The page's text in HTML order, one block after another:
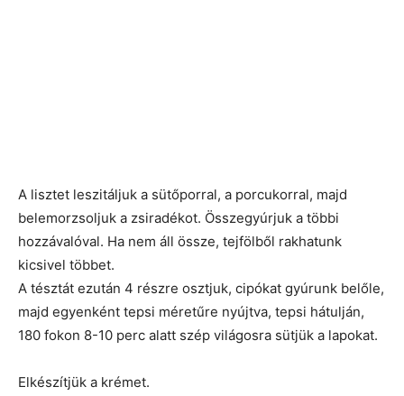
A lisztet leszitáljuk a sütőporral, a porcukorral, majd
belemorzsoljuk a zsiradékot. Összegyúrjuk a többi
hozzávalóval. Ha nem áll össze, tejfölből rakhatunk
kicsivel többet.
A tésztát ezután 4 részre osztjuk, cipókat gyúrunk belőle,
majd egyenként tepsi méretűre nyújtva, tepsi hátulján,
180 fokon 8-10 perc alatt szép világosra sütjük a lapokat.
Elkészítjük a krémet.